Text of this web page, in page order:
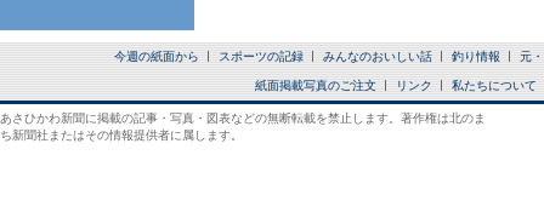
今週の紙面から スポーツの記録 みんなのおいしい話 釣り情報 元
紙面掲載写真のご注文 リンク 私たちについて
あさひかわ新聞に掲載の記事・写真・図表などの無断転載を禁止します。著作権は北のま
ち新聞社またはその情報提供者に属します。